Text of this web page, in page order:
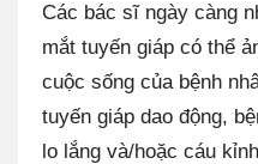
Các bác sĩ ngày càng
mắt tuyến giáp có thể
cuộc sống của bệnh
tuyến giáp dao động,
lo lắng và/hoặc cáu